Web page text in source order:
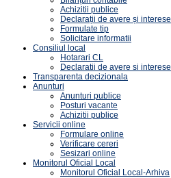
Achizitii publice
Declarații de avere și interese
Formulate tip
Solicitare informatii
Consiliul local
Hotarari CL
Declaratii de avere si interese
Transparenta decizionala
Anunturi
Anunturi publice
Posturi vacante
Achizitii publice
Servicii online
Formulare online
Verificare cereri
Sesizari online
Monitorul Oficial Local
Monitorul Oficial Local-Arhiva